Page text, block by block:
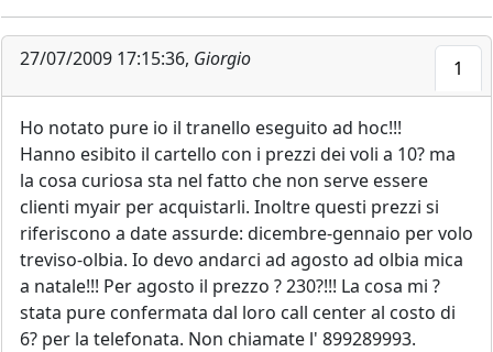
27/07/2009 17:15:36, Giorgio 1
Ho notato pure io il tranello eseguito ad hoc!!!
Hanno esibito il cartello con i prezzi dei voli a 10? ma
la cosa curiosa sta nel fatto che non serve essere
clienti myair per acquistarli. Inoltre questi prezzi si
riferiscono a date assurde: dicembre-gennaio per volo
treviso-olbia. Io devo andarci ad agosto ad olbia mica
a natale!!! Per agosto il prezzo ? 230?!!! La cosa mi ?
stata pure confermata dal loro call center al costo di
6? per la telefonata. Non chiamate l' 899289993.